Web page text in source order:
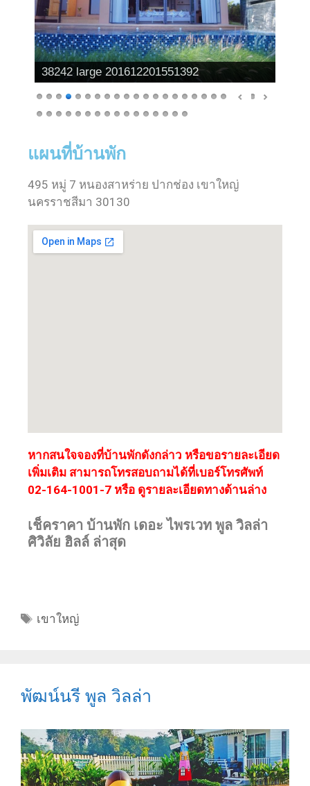
38242 large 201612201551392
แผนที่บ้านพัก
495 หมู่ 7 หนองสาหร่าย ปากช่อง เขาใหญ่
นครราชสีมา 30130
หากสนใจจองที่บ้านพักดังกล่าว หรือขอรายละเอียด
เพิ่มเติม สามารถโทรสอบถามได้ที่เบอร์โทรศัพท์
02-164-1001-7 หรือ ดูรายละเอียดทางด้านล่าง
เช็คราคา บ้านพัก เดอะ ไพรเวท พูล วิลล่า
ศิวิลัย ฮิลล์ ล่าสุด
เขาใหญ่
พัฒน์นรี พูล วิลล่า